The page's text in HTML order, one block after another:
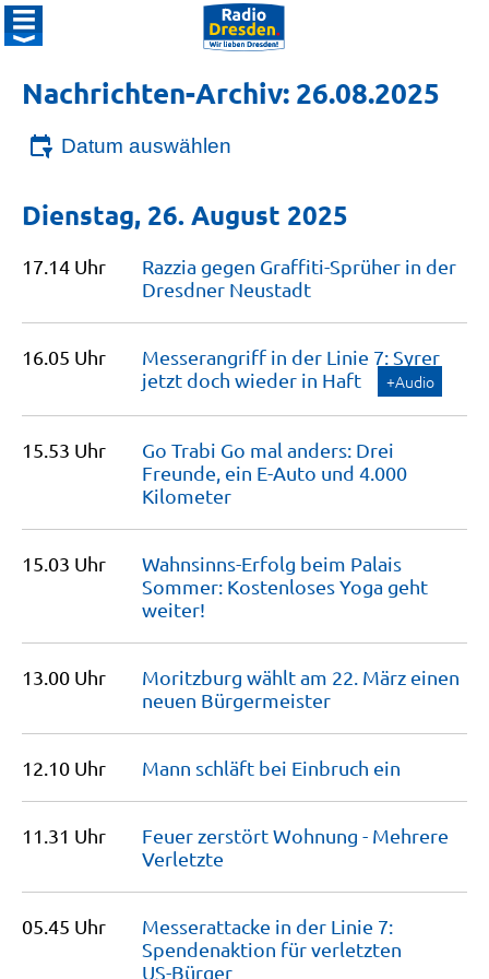
Nachrichten-Archiv: 26.08.2025
Datum auswählen
Dienstag, 26. August 2025
17.14 Uhr
Razzia gegen Graffiti-Sprüher in der
Dresdner Neustadt
16.05 Uhr
Messerangriff in der Linie 7: Syrer
jetzt doch wieder in Haft +Audio
15.53 Uhr
Go Trabi Go mal anders: Drei
Freunde, ein E-Auto und 4.000
Kilometer
15.03 Uhr
Wahnsinns-Erfolg beim Palais
Sommer: Kostenloses Yoga geht
weiter!
13.00 Uhr
Moritzburg wählt am 22. März einen
neuen Bürgermeister
12.10 Uhr Mann schläft bei Einbruch ein
11.31 Uhr
Feuer zerstört Wohnung - Mehrere
Verletzte
05.45 Uhr
Messerattacke in der Linie 7:
Spendenaktion für verletzten
US-Bürger